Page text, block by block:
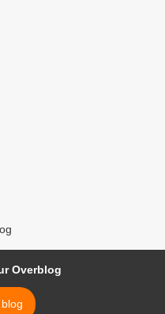
Overblog